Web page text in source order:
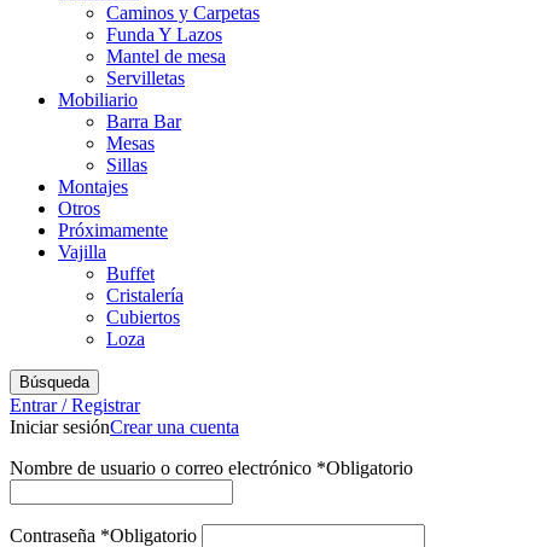
Caminos y Carpetas
Funda Y Lazos
Mantel de mesa
Servilletas
Mobiliario
Barra Bar
Mesas
Sillas
Montajes
Otros
Próximamente
Vajilla
Buffet
Cristalería
Cubiertos
Loza
Búsqueda
Entrar / Registrar
Iniciar sesiónCrear una cuenta
Nombre de usuario o correo electrónico *Obligatorio
Contraseña *Obligatorio